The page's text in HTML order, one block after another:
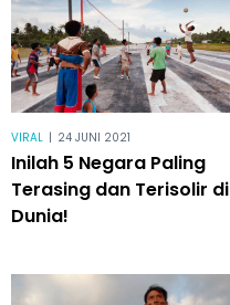
VIRAL | 24 JUNI 2021
Inilah 5 Negara Paling
Terasing dan Terisolir di
Dunia!